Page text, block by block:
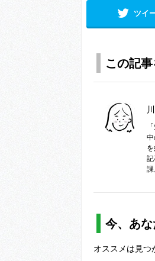
ツイ
この記
課
今、あ
オススメは見つ